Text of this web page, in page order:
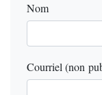
Nom
Courriel (non